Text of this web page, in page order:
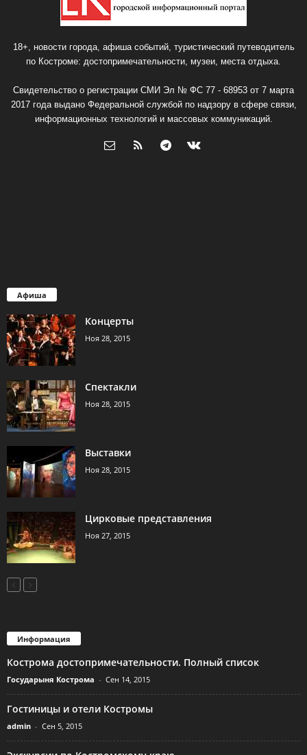
18+, новости города, афиша событий, туристический путеводитель
по Костроме: достопримечательности, музеи, места отдыха.
Свидетельство о регистрации СМИ Эл № ФС 77 - 68953 от 7 марта
2017 года выдано Федеральной службой по надзору в сфере связи,
информационных технологий и массовых коммуникаций.
Афиша
Концерты
Ноя 28, 2015
Спектакли
Ноя 28, 2015
Выставки
Ноя 28, 2015
Цирковые представления
Ноя 27, 2015
Информация
Кострома достопримечательности. Полный список
Государыня Кострома - Сен 14, 2015
Гостиницы и отели Костромы
admin - Сен 5, 2015